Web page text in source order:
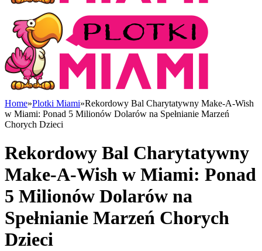
Home»Plotki Miami»Rekordowy Bal Charytatywny Make-A-Wish
w Miami: Ponad 5 Milionów Dolarów na Spełnianie Marzeń
Chorych Dzieci
Rekordowy Bal Charytatywny
Make-A-Wish w Miami: Ponad
5 Milionów Dolarów na
Spełnianie Marzeń Chorych
Dzieci